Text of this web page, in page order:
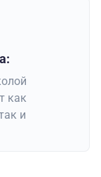
как
и